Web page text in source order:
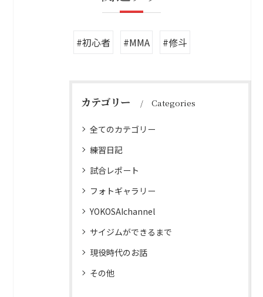
#初心者 #MMA #修斗
カテゴリー Categories
全てのカテゴリー
練習日記
試合レポート
フォトギャラリー
YOKOSAIchannel
サイジムができるまで
現役時代のお話
その他